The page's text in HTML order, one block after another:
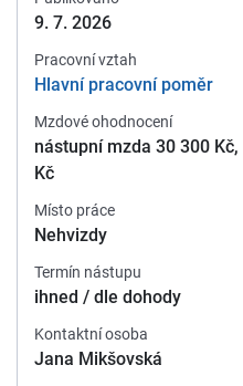
9. 7. 2026
Pracovní vztah
Hlavní pracovní poměr
Mzdové ohodnocení
nástupní mzda 30 300
Kč
Místo práce
Nehvizdy
Termín nástupu
ihned / dle dohody
Kontaktní osoba
Jana Mikšovská